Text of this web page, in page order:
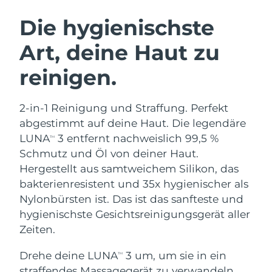
Die hygienischste
Art, deine Haut zu
reinigen.
2-in-1 Reinigung und Straffung. Perfekt
abgestimmt auf deine Haut. Die legendäre
LUNATM
3 entfernt nachweislich 99,5 %
Schmutz und Öl von deiner Haut.
Hergestellt aus samtweichem Silikon, das
bakterienresistent und 35x hygienischer als
Nylonbürsten ist. Das ist das sanfteste und
hygienischste Gesichtsreinigungsgerät aller
Zeiten.
Drehe deine LUNATM
3 um, um sie in ein
Gesichtsreinigung
Anti-aging massage
LUNA™ 4 Plus
Massage, LED heating
LUNA™ 4 Men
Microcurrent toning
BEAR™ 2 go
Microcurrent toning on-the-go
BEAR™ 2 eyes & lips
Hydratisierung
UFO™ 3 Set
Deep facial hydration
device
Mundpflege
issa™ 4
Hybrid silicone sonic toothbrush
FAQ™ ANTI-AGING-BEHANDLUNG
Anti-aging LED-Behandlungen
NEW
Australien
Erwartete Lieferung
11/08/2026
Österreich
Bahrain
Erwartete Lieferung
09/08/2026
Belgien
Erwartete Lieferung
08/08/2026
Bermuda
Erwartete Lieferung
14/08/2026
Bosnien und